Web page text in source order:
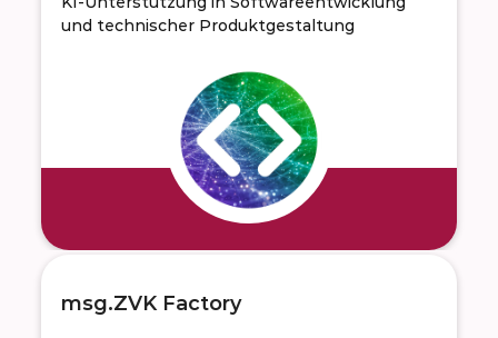
und technischer Produktgestaltung
msg.ZVK Factory